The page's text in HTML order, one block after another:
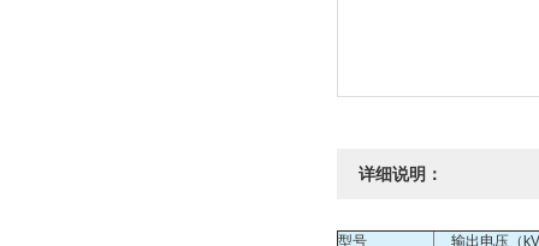
详细说明：
型号
输出电压（